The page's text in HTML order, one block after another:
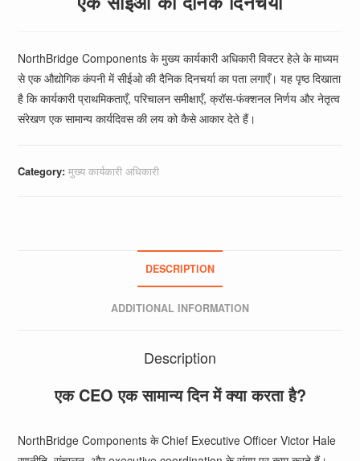
NorthBridge Components के मुख्य कार्यकारी अधिकारी विक्टर हेले के माध्यम
से एक औद्योगिक कंपनी में सीईओ की दैनिक दिनचर्या का पता लगाएँ। यह पृष्ठ दिखाता
है कि कार्यकारी प्राथमिकताएँ, परिचालन समीक्षाएँ, क्रॉस-फंक्शनल निर्णय और नेतृत्व
संरेखण एक सामान्य कार्यदिवस की लय को कैसे आकार देते हैं।
Category:मुख्य कार्यकारी अधिकारी
DESCRIPTION
ADDITIONAL INFORMATION
Description
एक CEO एक सामान्य दिन में क्या करता है?
NorthBridge Components के Chief Executive Officer Victor Hale